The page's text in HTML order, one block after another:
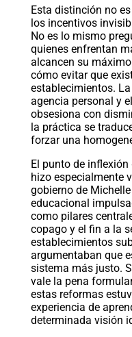
Esta distinción no
los incentivos
No es lo mismo
quienes enfrentan
alcancen su
cómo evitar que
establecimientos.
agencia personal y
obsesiona con
la práctica se
forzar una
El punto de
hizo especialmente
gobierno de
educacional
como pilares
copago y el fin a la
establecimientos
argumentaban que
sistema más justo.
vale la pena
estas reformas
experiencia de
determinada visión